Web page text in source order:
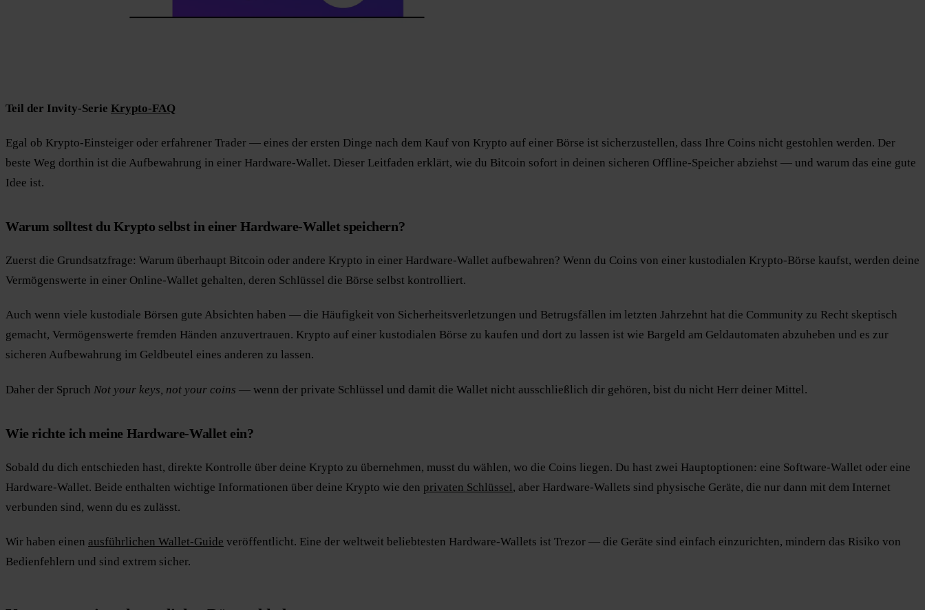
Teil der Invity-Serie Krypto-FAQ
Egal ob Krypto-Einsteiger oder erfahrener Trader — eines der ersten Dinge nach dem Kauf von Krypto auf einer Börse ist sicherzustellen, dass Ihre Coins nicht gestohlen werden. Der
beste Weg dorthin ist die Aufbewahrung in einer Hardware-Wallet. Dieser Leitfaden erklärt, wie du Bitcoin sofort in deinen sicheren Offline-Speicher abziehst — und warum das eine gute
Idee ist.
Warum solltest du Krypto selbst in einer Hardware-Wallet speichern?
Zuerst die Grundsatzfrage: Warum überhaupt Bitcoin oder andere Krypto in einer Hardware-Wallet aufbewahren? Wenn du Coins von einer kustodialen Krypto-Börse kaufst, werden deine
Vermögenswerte in einer Online-Wallet gehalten, deren Schlüssel die Börse selbst kontrolliert.
Auch wenn viele kustodiale Börsen gute Absichten haben — die Häufigkeit von Sicherheitsverletzungen und Betrugsfällen im letzten Jahrzehnt hat die Community zu Recht skeptisch
gemacht, Vermögenswerte fremden Händen anzuvertrauen. Krypto auf einer kustodialen Börse zu kaufen und dort zu lassen ist wie Bargeld am Geldautomaten abzuheben und es zur
sicheren Aufbewahrung im Geldbeutel eines anderen zu lassen.
Daher der Spruch Not your keys, not your coins — wenn der private Schlüssel und damit die Wallet nicht ausschließlich dir gehören, bist du nicht Herr deiner Mittel.
Wie richte ich meine Hardware-Wallet ein?
Sobald du dich entschieden hast, direkte Kontrolle über deine Krypto zu übernehmen, musst du wählen, wo die Coins liegen. Du hast zwei Hauptoptionen: eine Software-Wallet oder eine
Hardware-Wallet. Beide enthalten wichtige Informationen über deine Krypto wie den privaten Schlüssel, aber Hardware-Wallets sind physische Geräte, die nur dann mit dem Internet
verbunden sind, wenn du es zulässt.
Wir haben einen ausführlichen Wallet-Guide veröffentlicht. Eine der weltweit beliebtesten Hardware-Wallets ist Trezor — die Geräte sind einfach einzurichten, mindern das Risiko von
Bedienfehlern und sind extrem sicher.